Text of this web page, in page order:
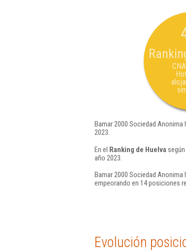
Bamar 2000 Sociedad
2023.
En el Ranking de Huelva
año 2023.
Bamar 2000 Sociedad
empeorando en 14 posiciones
Evolución